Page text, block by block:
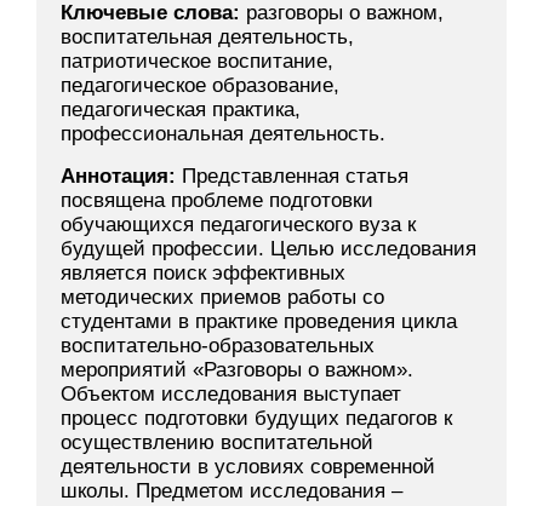
Ключевые слова: разговоры о важном,
воспитательная деятельность,
патриотическое воспитание,
педагогическое образование,
педагогическая практика,
профессиональная деятельность.
Аннотация: Представленная статья
посвящена проблеме подготовки
обучающихся педагогического вуза к
будущей профессии. Целью исследования
является поиск эффективных
методических приемов работы со
студентами в практике проведения цикла
воспитательно-образовательных
мероприятий «Разговоры о важном».
Объектом исследования выступает
процесс подготовки будущих педагогов к
осуществлению воспитательной
деятельности в условиях современной
школы. Предметом исследования –